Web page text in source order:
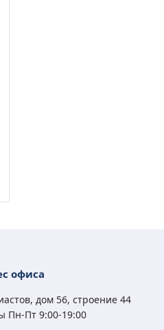
офиса
дом 56, строение 44
Пн-Пт 9:00-19:00